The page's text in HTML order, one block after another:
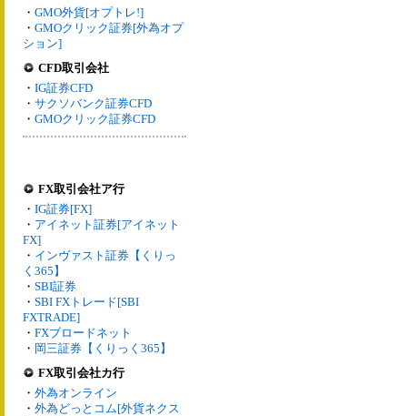
・ GMO外貨[オプトレ!]
・ GMOクリック証券[外為オプ
ション]
CFD取引会社
・ IG証券CFD
・ サクソバンク証券CFD
・ GMOクリック証券CFD
FX取引会社ア行
・ IG証券[FX]
・ アイネット証券[アイネット
FX]
・ インヴァスト証券【くりっ
く365】
・ SBI証券
・ SBI FXトレード[SBI
FXTRADE]
・ FXブロードネット
・ 岡三証券【くりっく365】
FX取引会社カ行
・ 外為オンライン
・ 外為どっとコム[外貨ネクス